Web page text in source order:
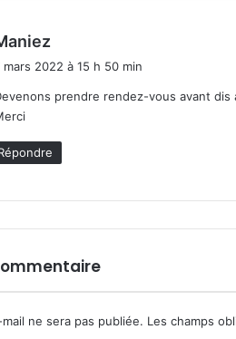
mars 2022 à 15 h 50 min
prendre rendez-vous avant dis
ne sera pas publiée. Les champs